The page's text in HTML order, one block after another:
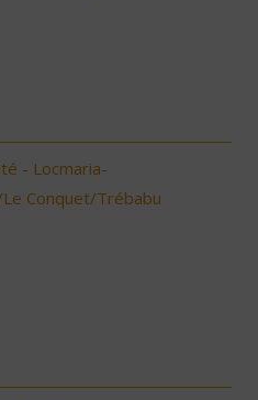
- Locmaria-
Conquet/Trébabu